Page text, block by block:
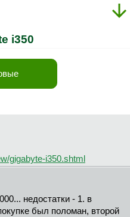
i350
gigabyte-i350.shtml
недостатки - 1. в
был поломан, второй